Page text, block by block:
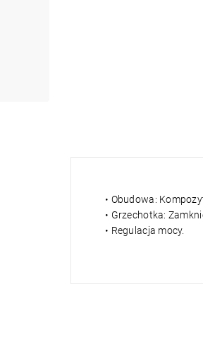
• Obudowa:
• Grzechotka:
• Regulacja mocy.